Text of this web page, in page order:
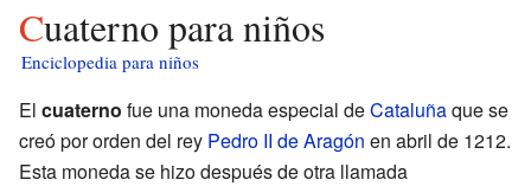
Cuaterno para niños
Enciclopedia para niños
El cuaterno fue una moneda especial deCataluñaque se
creó por orden del rey Pedro II de Aragón en abril de 1212.
Esta moneda se hizo después de otra llamada